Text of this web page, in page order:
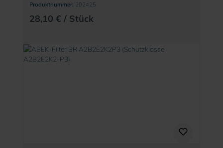
Produktnummer: 202425
28,10 € / Stück